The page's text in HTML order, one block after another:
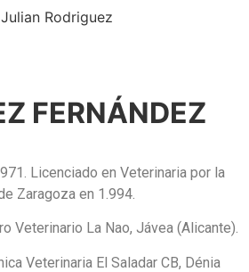
FERNÁNDEZ
Licenciado en Veterinaria por la
Zaragoza en 1.994.
Veterinario La Nao, Jávea (Alicante).
Veterinaria El Saladar CB, Dénia